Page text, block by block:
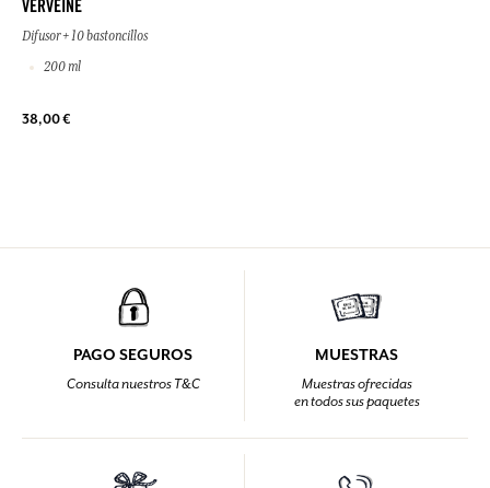
VERVEINE
Difusor + 10 bastoncillos
200 ml
38,00 €
PAGO SEGUROS
Consulta nuestros T&C
MUESTRAS
Muestras ofrecidas
en todos sus paquetes